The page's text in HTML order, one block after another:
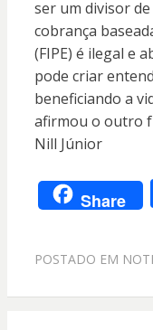
ser um divisor
cobrança
(FIPE) é ilegal e
pode criar
beneficiando a
afirmou o outro
Nill Júnior
Share
POSTADO EM